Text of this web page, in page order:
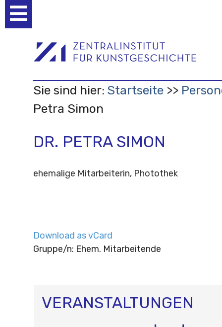
Werkzeuge
Sie sind hier: Startseite
Petra Simon
DR. PETRA SIMON
ehemalige Mitarbeiterin, Photothek
Download as vCard
Gruppe/n: Ehem. Mitarbeitende
VERANSTALTUNGEN